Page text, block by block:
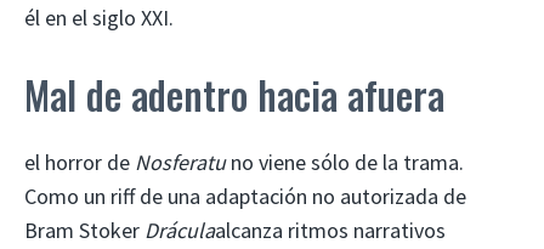
él en el siglo XXI.
Mal de adentro hacia afuera
el horror de Nosferatuno viene sólo de la trama.
Como un riff de una adaptación no autorizada de
Bram Stoker Dráculaalcanza ritmos narrativos